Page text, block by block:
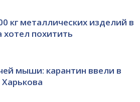
кг металлических изделий в
похитить
мыши: карантин ввели в